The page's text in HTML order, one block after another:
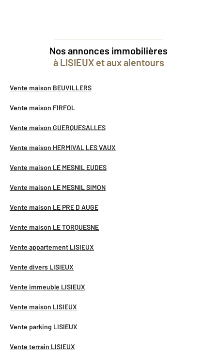
Nos annonces immobilières
à LISIEUX et aux alentours
Vente maison BEUVILLERS
Vente maison FIRFOL
Vente maison GUERQUESALLES
Vente maison HERMIVAL LES VAUX
Vente maison LE MESNIL EUDES
Vente maison LE MESNIL SIMON
Vente maison LE PRE D AUGE
Vente maison LE TORQUESNE
Vente appartement LISIEUX
Vente divers LISIEUX
Vente immeuble LISIEUX
Vente maison LISIEUX
Vente parking LISIEUX
Vente terrain LISIEUX